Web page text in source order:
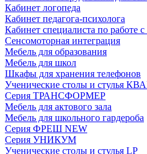
Кабинет логопеда
Кабинет педагога-психолога
Кабинет специалиста по работе
Сенсомоторная интеграция
Мебель для образования
Мебель для школ
Шкафы для хранения телефонов
Ученические столы и стулья
Серия ТРАНСФОРМЕР
Мебель для актового зала
Мебель для школьного гардероба
Серия ФРЕШ NEW
Серия УНИКУМ
Ученические столы и стулья LP